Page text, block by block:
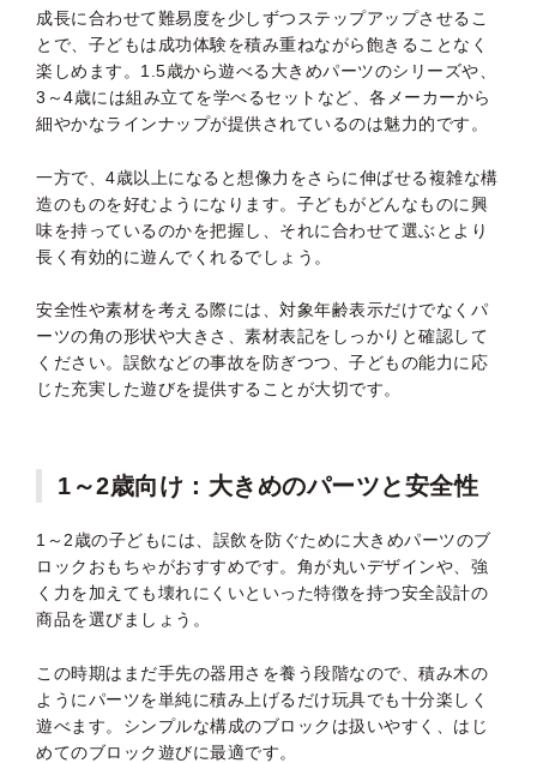
成長に合わせて難易度を少しずつステップアップさせるこ
とで、子どもは成功体験を積み重ねながら飽きることなく
楽しめます。1.5歳から遊べる大きめパーツのシリーズや、
3～4歳には組み立てを学べるセットなど、各メーカーから
細やかなラインナップが提供されているのは魅力的です。
一方で、4歳以上になると想像力をさらに伸ばせる複雑な構
造のものを好むようになります。子どもがどんなものに興
味を持っているのかを把握し、それに合わせて選ぶとより
長く有効的に遊んでくれるでしょう。
安全性や素材を考える際には、対象年齢表示だけでなくパ
ーツの角の形状や大きさ、素材表記をしっかりと確認して
ください。誤飲などの事故を防ぎつつ、子どもの能力に応
じた充実した遊びを提供することが大切です。
1～2歳向け：大きめのパーツと安全性
1～2歳の子どもには、誤飲を防ぐために大きめパーツのブ
ロックおもちゃがおすすめです。角が丸いデザインや、強
く力を加えても壊れにくいといった特徴を持つ安全設計の
商品を選びましょう。
この時期はまだ手先の器用さを養う段階なので、積み木の
ようにパーツを単純に積み上げるだけ玩具でも十分楽しく
遊べます。シンプルな構成のブロックは扱いやすく、はじ
めてのブロック遊びに最適です。